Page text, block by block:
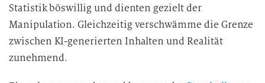
Statistik böswillig und dienten gezielt der
Manipulation. Gleichzeitig verschwämme die Grenze
zwischen KI-generierten Inhalten und Realität
zunehmend.